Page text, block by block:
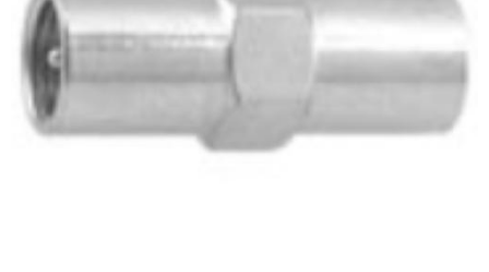
Newsletter
PROMO ATTIVE